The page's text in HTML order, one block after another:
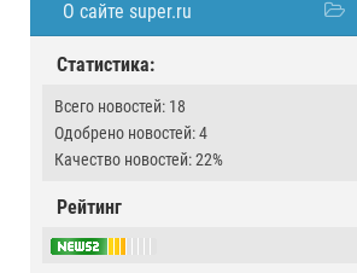
О сайте super.ru
Статистика:
Всего новостей: 18
Одобрено новостей: 4
Качество новостей: 22%
Рейтинг